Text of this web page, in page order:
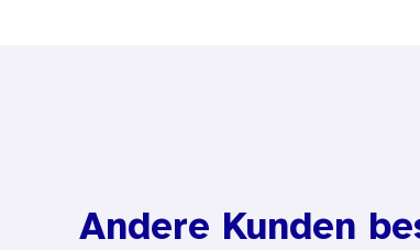
Andere Kunden